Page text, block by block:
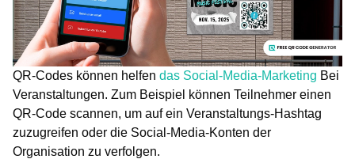
QR-Codes können helfen das Social-Media-Marketing Bei
Veranstaltungen. Zum Beispiel können Teilnehmer einen
QR-Code scannen, um auf ein Veranstaltungs-Hashtag
zuzugreifen oder die Social-Media-Konten der
Organisation zu verfolgen.